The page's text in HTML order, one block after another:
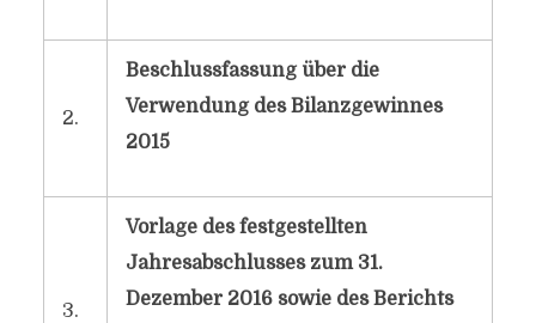
2.
Beschlussfassung über die
Verwendung des Bilanzgewinnes
2015
3.
Vorlage des festgestellten
Jahresabschlusses zum 31.
Dezember 2016 sowie des Berichts